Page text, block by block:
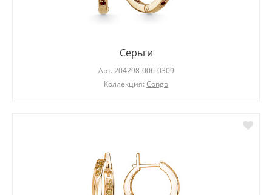
Серьги
Арт. 204298-006-0309
Коллекция: Congo